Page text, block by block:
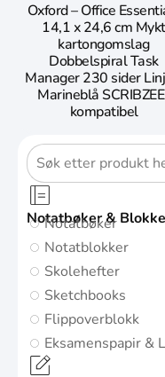
Notatbøker &
Notatbøker
Notatblokker
Skolehefter
Sketchbooks
Flippoverblokk
Eksamenspapir &
Oxford – Office
14,1 x 24,6 cm Mykt
kartongomslag
Dobbelspiral Task
Manager 230 sider
Marineblå
kompatibel